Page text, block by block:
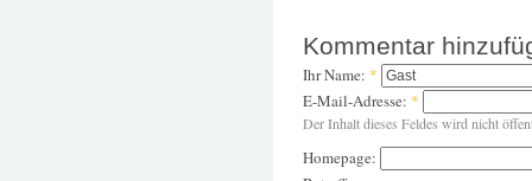
Kommentar
Ihr Name: *
E-Mail-Adresse: *
Der Inhalt dieses Feldes wird nicht
Homepage: